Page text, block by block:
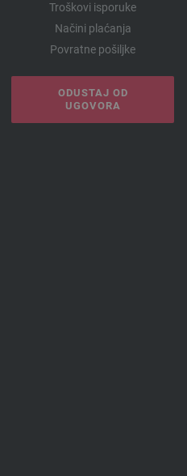
Troškovi isporuke
Načini plaćanja
Povratne pošiljke
ODUSTAJ OD
UGOVORA